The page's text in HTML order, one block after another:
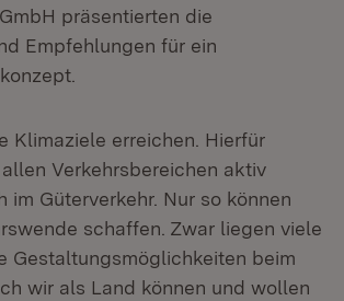
präsentierten die
Empfehlungen für ein
Klimaziele erreichen. Hierfür
Verkehrsbereichen aktiv
im Güterverkehr. Nur so können
schaffen. Zwar liegen viele
Gestaltungsmöglichkeiten beim
wir als Land können und wollen